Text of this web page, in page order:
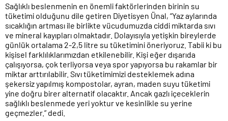
Sağlıklı beslenmenin en önemli faktörlerinden birinin su
tüketimi olduğunu dile getiren Diyetisyen Ünal, “Yaz aylarında
sıcaklığın artması ile birlikte vücudumuzda ciddi miktarda sıvı
ve mineral kayıpları olmaktadır. Dolayısıyla yetişkin bireylerde
günlük ortalama 2-2,5 litre su tüketimini öneriyoruz. Tabii ki bu
kişisel farklılıklarımızdan etkilenebilir. Kişi eğer dışarıda
çalışıyorsa, çok terliyorsa veya spor yapıyorsa bu rakamlar bir
miktar arttırılabilir. Sıvı tüketimimizi desteklemek adına
şekersiz yapılmış kompostolar, ayran, maden suyu tüketimi
yine doğru birer alternatif olacaktır. Ancak gazlı içeceklerin
sağlıklı beslenmede yeri yoktur ve kesinlikle su yerine
geçmezler.” dedi.